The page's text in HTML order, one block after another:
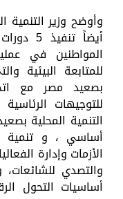
وأوضح وزير التنمية
أيضاً
المواطنين في
للمتابعة البيئية
بصعيد مصر مع
للتوجيهات
التنمية المحلية
أساسي ، و تنمية
الأزمات وإدارة
والتصدي
أساسيات التحول